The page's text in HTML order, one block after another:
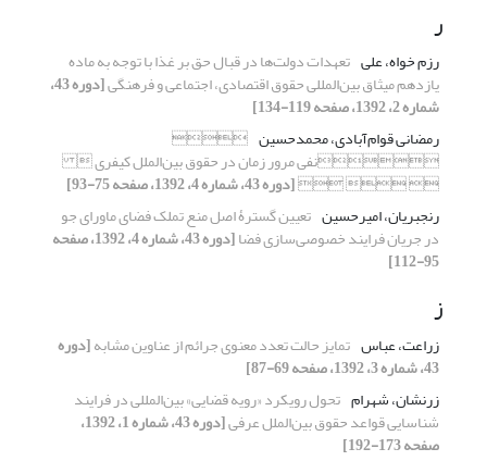
ر
رزم خواه، علی تعهدات دولت‌ها در قبال حق بر غذا با توجه به ماده
یازدهم میثاق بین‌المللی حقوق اقتصادی، اجتماعی و فرهنگی [دوره 43،
شماره 2، 1392، صفحه 119-134]
رمضانی قوام‌آبادی، محمدحسین 
نفی مرور زمان در حقوق بین‌الملل کیفری 
  [دوره 43، شماره 4، 1392، صفحه 75-93]
رنجبریان، امیرحسین تعیین گسترۀ اصل منع تملک فضای ماورای جو
در جریان فرایند خصوصی‌سازی فضا [دوره 43، شماره 4، 1392، صفحه
95-112]
ز
زراعت، عباس تمایز حالت تعدد معنوی جرائم از عناوین مشابه[دوره
43، شماره 3، 1392، صفحه 69-87]
زرنشان، شهرام تحول رویکرد «رویه قضایی» بین‌المللی در فرایند
شناسایی قواعد حقوق بین‌الملل عرفی [دوره 43، شماره 1، 1392،
صفحه 173-192]